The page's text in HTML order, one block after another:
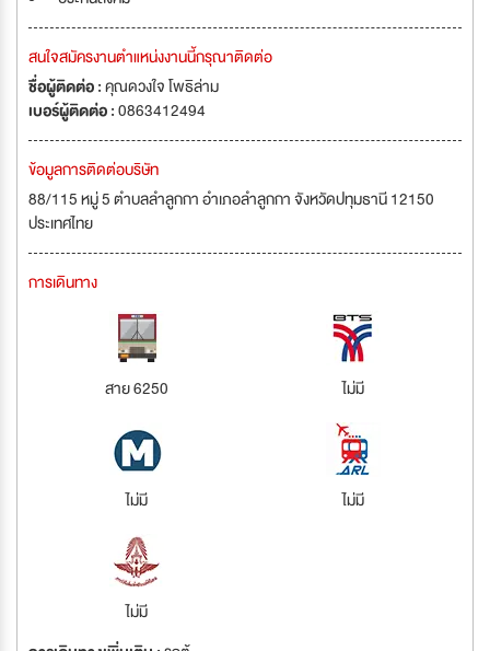
สนใจสมัครงานตำแหน่งงานนี้กรุณาติดต่อ
ชื่อผู้ติดต่อ :คุณดวงใจ โพธิล่าม
เบอร์ผู้ติดต่อ :0863412494
ข้อมูลการติดต่อบริษัท
88/115 หมู่ 5 ตำบลลำลูกกา อำเภอลำลูกกา จังหวัดปทุมธานี 12150
ประเทศไทย
การเดินทาง
สาย 6250 ไม่มี
ไม่มี ไม่มี
ไม่มี